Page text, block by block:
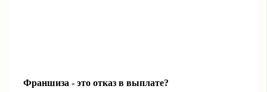
Франшиза - это отказ в выплате?